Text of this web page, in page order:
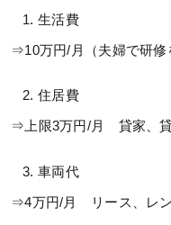
生活費
⇒10万円/月（夫婦で研修
住居費
⇒上限3万円/月 貸家、
車両代
⇒4万円/月 リース、レ